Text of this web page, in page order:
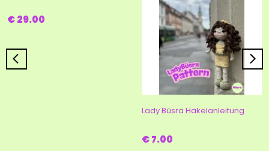
€ 29.00
Lady Büsra Häkelanleitung
€ 7.00